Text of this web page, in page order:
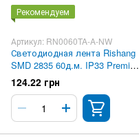
Рекомендуем
Артикул: RN0060TA-A-NW
Светодиодная лента Rishang
SMD 2835 60д.м. IP33 Premium
Нейтрально-белая
124.22 грн